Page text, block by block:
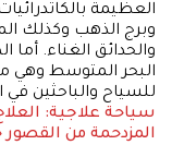
العظيمة
وبرج الذهب وكذلك
والحدائق الغناء.
البحر المتوسط وهي
للسياح والباحثين في
سياحة علاجية:
المزدحمة من